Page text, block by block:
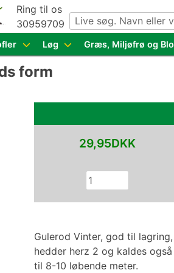
– få adgang til 1.229
Ring til os
30959709
Løg Græs, Miljøfrø og
form
Gulerod Vinter, god til
hedder herz 2 og kaldes
til 8-10 løbende meter.
29,95DKK